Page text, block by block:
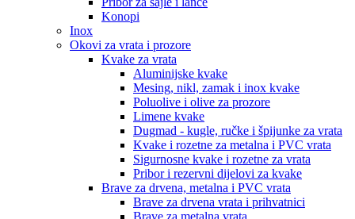
Konopi
Inox
Okovi za vrata i prozore
Kvake za vrata
Aluminijske kvake
Mesing, nikl, zamak i inox kvake
Poluolive i olive za prozore
Limene kvake
Dugmad - kugle, ručke i špijunke za vrata
Kvake i rozetne za metalna i PVC vrata
Sigurnosne kvake i rozetne za vrata
Pribor i rezervni dijelovi za kvake
Brave za drvena, metalna i PVC vrata
Brave za drvena vrata i prihvatnici